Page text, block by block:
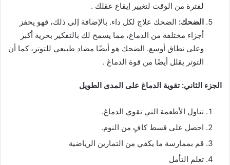
لفترة من الوقت لتغيير إيقاع عقلك .
الضحك: الضحك علاج لكل داء. بالإضافة إلى ذلك، فهو يحفز
أجزاء مختلفة من الدماغ، مما يسمح لك بالتفكير بحرية أكبر
وعلى نطاق أوسع. الضحك هو أيضًا مضاد طبيعي للتوتر، كما أن
التوتر يقلل أيضًا من قوة الدماغ .
الجزء الثاني: تقوية الدماغ على المدى الطويل
تناول الأطعمة التي تقوي الدماغ.
احصل على قسط كافٍ من النوم.
قم بممارسة ما يكفي من التمارين الرياضية
تعلم التأمل